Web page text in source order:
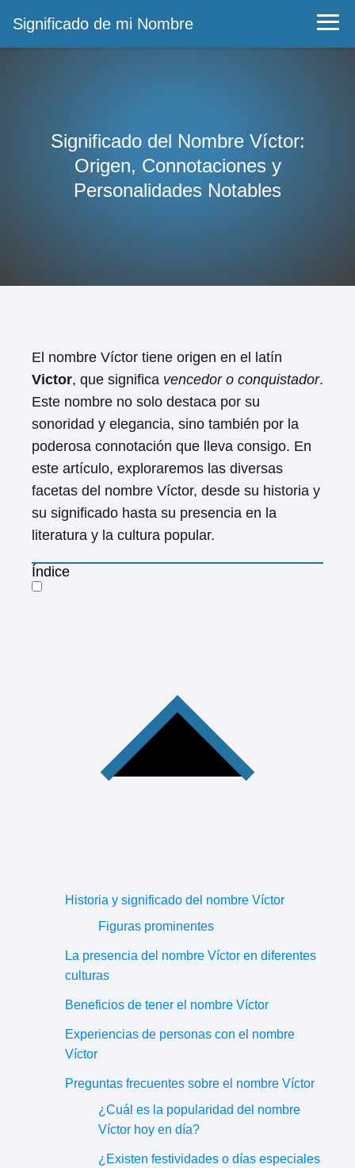
Significado de mi Nombre
Significado del Nombre Víctor:
Origen, Connotaciones y
Personalidades Notables
El nombre Víctor tiene origen en el latín
Victor, que significa vencedor o conquistador.
Este nombre no solo destaca por su
sonoridad y elegancia, sino también por la
poderosa connotación que lleva consigo. En
este artículo, exploraremos las diversas
facetas del nombre Víctor, desde su historia y
su significado hasta su presencia en la
literatura y la cultura popular.
Índice
Historia y significado del nombre Víctor
Figuras prominentes
La presencia del nombre Víctor en diferentes
culturas
Beneficios de tener el nombre Víctor
Experiencias de personas con el nombre
Víctor
Preguntas frecuentes sobre el nombre Víctor
¿Cuál es la popularidad del nombre
Víctor hoy en día?
¿Existen festividades o días especiales